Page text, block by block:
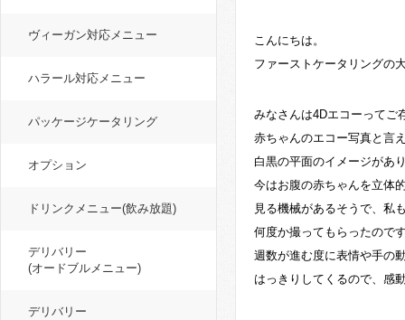
こんにちは。
ファーストケータリングの
みなさんは4Dエコーってご
赤ちゃんのエコー写真と言
白黒の平面のイメージがあ
今はお腹の赤ちゃんを立体
見る機械があるそうで、私
何度か撮ってもらったので
週数が進む度に表情や手の
はっきりしてくるので、感
ヴィーガン対応メニュー
ハラール対応メニュー
パッケージケータリング
オプション
ドリンクメニュー(飲み放題)
デリバリー
(オードブルメニュー)
デリバリー